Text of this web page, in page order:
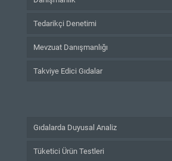
Tedarikçi Denetimi
Mevzuat Danışmanlığı
Takviye Edici Gıdalar
Gıdalarda Duyusal Analiz
Tüketici Ürün Testleri